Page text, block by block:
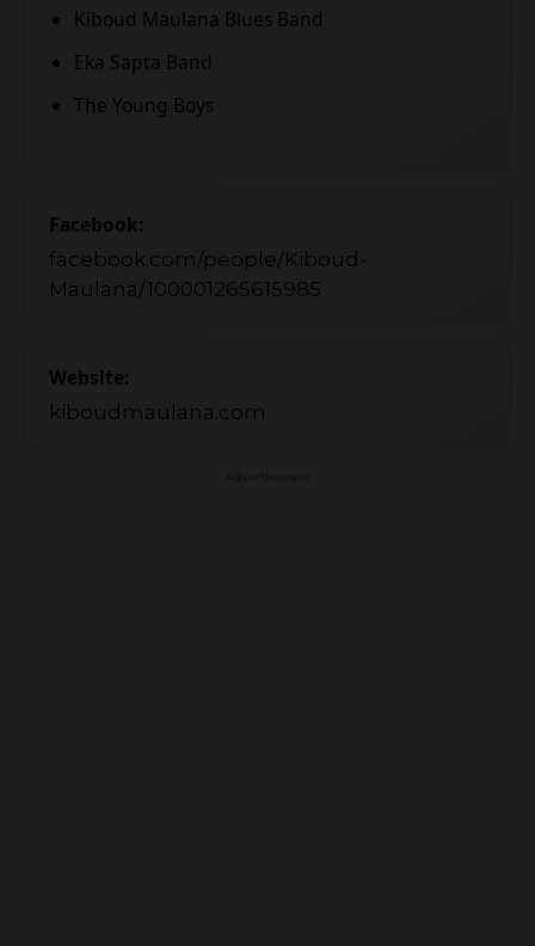
Kiboud Maulana Blues Band
Eka Sapta Band
The Young Boys
Facebook:
facebook.com/people/Kiboud-
Maulana/100001265615985
Website:
kiboudmaulana.com